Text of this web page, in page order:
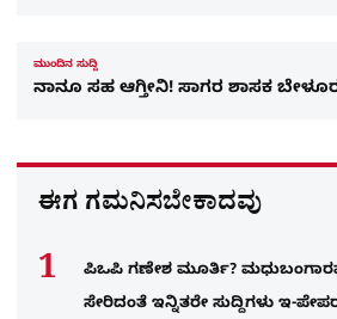
ಮುಂದಿನ ಸುದ್ದಿ
ನಾನೂ ಸಹ ಆಗ್ತೀನಿ! ಸಾಗರ ಶಾಸಕ
ಈಗ ಗಮನಿಸಬೇಕಾದವು
ಪಿಒಪಿ ಗಣೇಶ ಮೂರ್ತಿ?
ಸೇರಿದಂತೆ ಇನ್ನಿತರೇ ಸುದ್ದಿಗಳು ಇ-